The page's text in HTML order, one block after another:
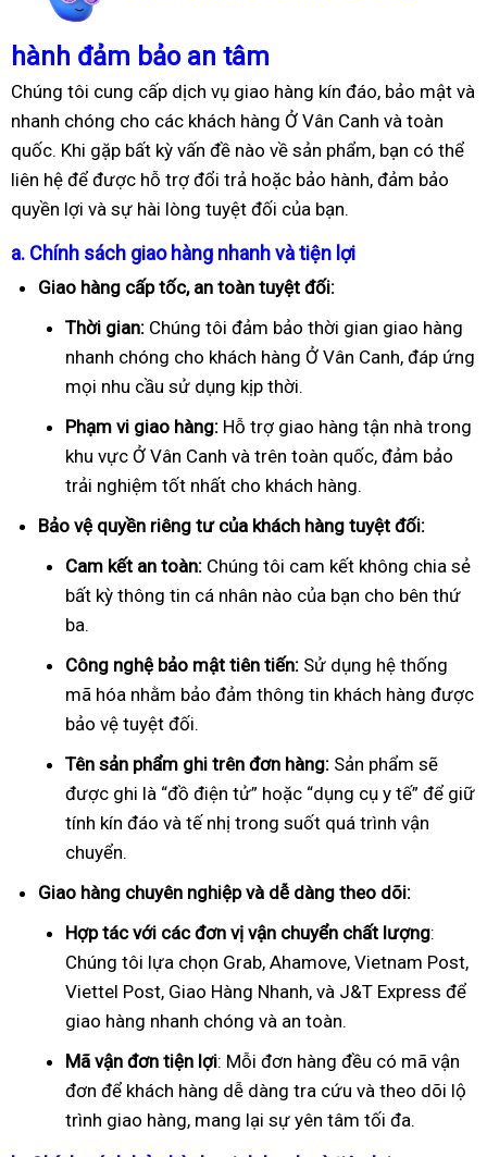
hành đảm bảo an tâm
Chúng tôi cung cấp dịch vụ giao hàng kín đáo, bảo mật và
nhanh chóng cho các khách hàng Ở Vân Canh và toàn
quốc. Khi gặp bất kỳ vấn đề nào về sản phẩm, bạn có thể
liên hệ để được hỗ trợ đổi trả hoặc bảo hành, đảm bảo
quyền lợi và sự hài lòng tuyệt đối của bạn.
a. Chính sách giao hàng nhanh và tiện lợi
Giao hàng cấp tốc, an toàn tuyệt đối:
Thời gian: Chúng tôi đảm bảo thời gian giao hàng
nhanh chóng cho khách hàng Ở Vân Canh, đáp ứng
mọi nhu cầu sử dụng kịp thời.
Phạm vi giao hàng: Hỗ trợ giao hàng tận nhà trong
khu vực Ở Vân Canh và trên toàn quốc, đảm bảo
trải nghiệm tốt nhất cho khách hàng.
Bảo vệ quyền riêng tư của khách hàng tuyệt đối:
Cam kết an toàn: Chúng tôi cam kết không chia sẻ
bất kỳ thông tin cá nhân nào của bạn cho bên thứ
ba.
Công nghệ bảo mật tiên tiến: Sử dụng hệ thống
mã hóa nhằm bảo đảm thông tin khách hàng được
bảo vệ tuyệt đối.
Tên sản phẩm ghi trên đơn hàng: Sản phẩm sẽ
được ghi là “đồ điện tử” hoặc “dụng cụ y tế” để giữ
tính kín đáo và tế nhị trong suốt quá trình vận
chuyển.
Giao hàng chuyên nghiệp và dễ dàng theo dõi:
Hợp tác với các đơn vị vận chuyển chất lượng:
Chúng tôi lựa chọn Grab, Ahamove, Vietnam Post,
Viettel Post, Giao Hàng Nhanh, và J&T Express để
giao hàng nhanh chóng và an toàn.
Mã vận đơn tiện lợi: Mỗi đơn hàng đều có mã vận
đơn để khách hàng dễ dàng tra cứu và theo dõi lộ
trình giao hàng, mang lại sự yên tâm tối đa.